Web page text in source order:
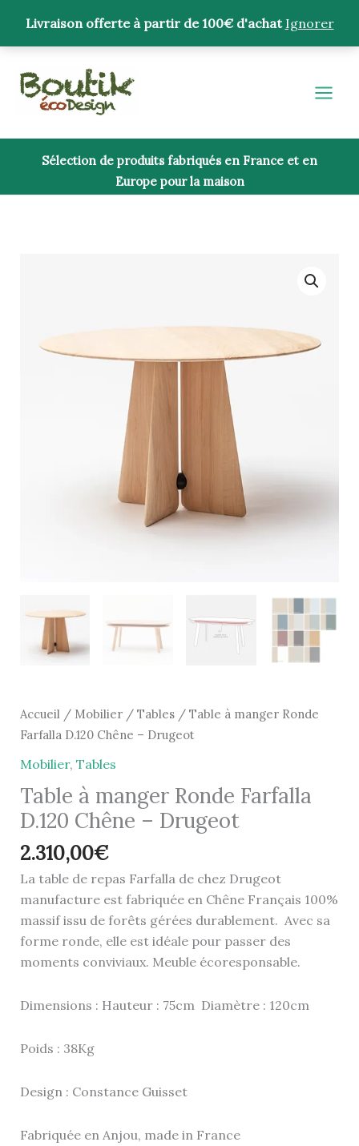
Livraison offerte à partir de 100€ d'achat Ignorer
contenu
Sélection de produits fabriqués en France et en
Europe pour la maison
Accueil/ Mobilier/ Tables/ Table à manger Ronde
Farfalla D.120 Chêne – Drugeot
Mobilier, Tables
Table à manger Ronde Farfalla
D.120 Chêne – Drugeot
2.310,00€
La table de repas Farfalla de chez Drugeot
manufacture est fabriquée en Chêne Français 100%
massif issu de forêts gérées durablement. Avec sa
forme ronde, elle est idéale pour passer des
moments conviviaux. Meuble écoresponsable.
Dimensions : Hauteur : 75cm Diamètre : 120cm
Poids : 38Kg
Design : Constance Guisset
Fabriquée en Anjou, made in France
manger